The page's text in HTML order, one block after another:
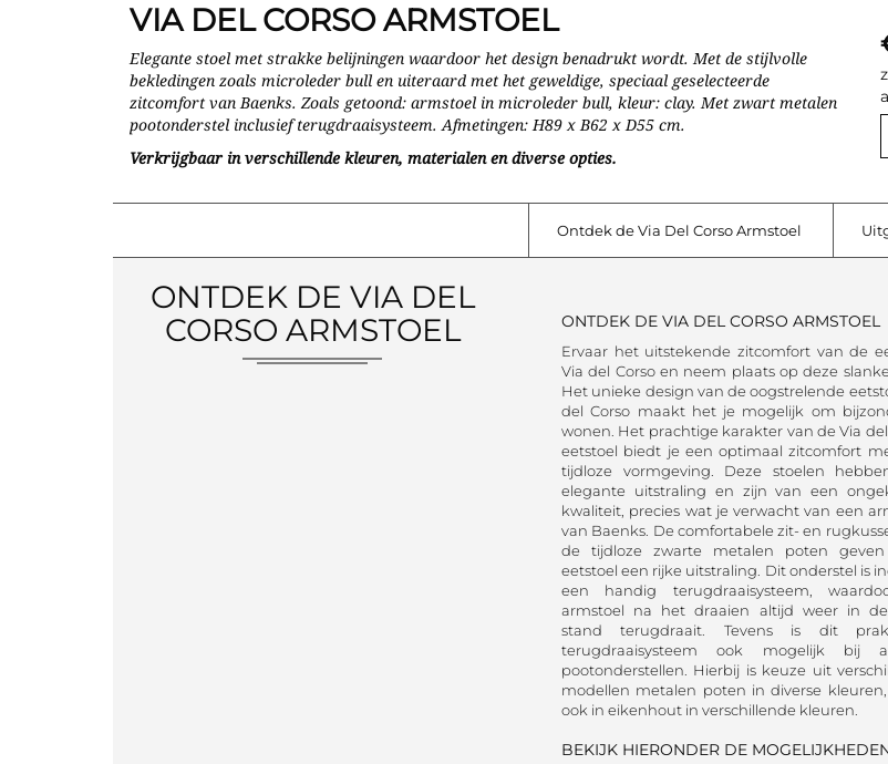
VIA DEL CORSO ARMSTOEL
Elegante stoel met strakke belijningen waardoor het design benadrukt wordt. Met de stijlvolle
bekledingen zoals microleder bull en uiteraard met het geweldige, speciaal geselecteerde
zitcomfort van Baenks. Zoals getoond: armstoel in microleder bull, kleur: clay. Met zwart metalen
pootonderstel inclusief terugdraaisysteem. Afmetingen: H89 x B62 x D55 cm.
Verkrijgbaar in verschillende kleuren, materialen en diverse opties.
Ontdek de Via Del Corso Armstoel
ONTDEK DE VIA DEL
CORSO ARMSTOEL
ONTDEK DE VIA DEL CORSO ARMSTOEL
Ervaar het uitstekende zitcomfort van de
Via del Corso en neem plaats op deze slanke
Het unieke design van de oogstrelende
del Corso maakt het je mogelijk om
wonen. Het prachtige karakter van de Via del
eetstoel biedt je een optimaal zitcomfort
tijdloze vormgeving. Deze stoelen
elegante uitstraling en zijn van een
kwaliteit, precies wat je verwacht van een
van Baenks. De comfortabele zit- en
de tijdloze zwarte metalen poten
eetstoel een rijke uitstraling. Dit onderstel is
een handig terugdraaisysteem,
armstoel na het draaien altijd weer in
stand terugdraait. Tevens is dit
terugdraaisysteem ook mogelijk bij
pootonderstellen. Hierbij is keuze uit
modellen metalen poten in diverse
ook in eikenhout in verschillende kleuren.
BEKIJK HIERONDER DE